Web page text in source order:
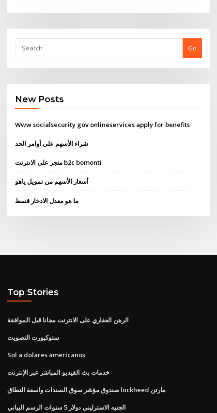
Go
New Posts
Www socialsecurity gov onlineservices apply for benefits
شراء الأسهم على أوامر الحد
متجر على الانترنت b2c bomonti
أسعار الأسهم من تمويل ياهو
ما هو معدل الادخار قسط
Top Stories
الرهن العقاري على الانترنت مجانا قبل الموافقة
ستوكبورت التصويت
Sol a dolares americanos
خدمات بث الفيديو المباشر عبر الإنترنت
صندوق مؤشر سوق السندات واسعة النطاق lockheed مارتن
الجنيه الاسترليني دولار 5 سنوات الرسم البياني